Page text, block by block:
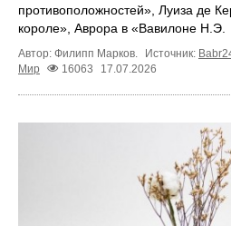
противоположностей», Луиза де
короле», Аврора в «Вавилоне Н.Э.
Автор: Филипп Марков. Источник:
Мир
16063 17.07.2026